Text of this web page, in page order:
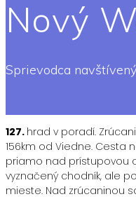
Nový
Sprievodca
127. hrad v poradí.
156km od Viedne. Cesta
priamo nad prístupovou
vyznačený chodník, ale
mieste. Nad zrúcaninou